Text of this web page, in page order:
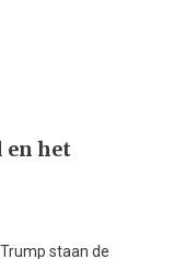
en het
staan de